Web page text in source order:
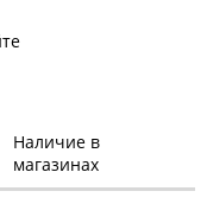
Наличие в
магазинах